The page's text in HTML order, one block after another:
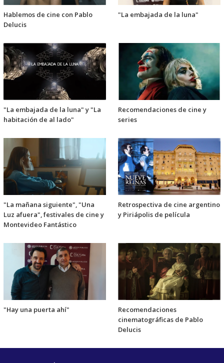
Hablemos de cine con Pablo
Delucis
"La embajada de la luna"
"La embajada de la luna" y "La
habitación de al lado"
Recomendaciones de cine y
series
"La mañana siguiente", "Una
Luz afuera", festivales de cine y
Montevideo Fantástico
Retrospectiva de cine argentino
y Piriápolis de película
"Hay una puerta ahí"
Recomendaciones
cinematográficas de Pablo
Delucis